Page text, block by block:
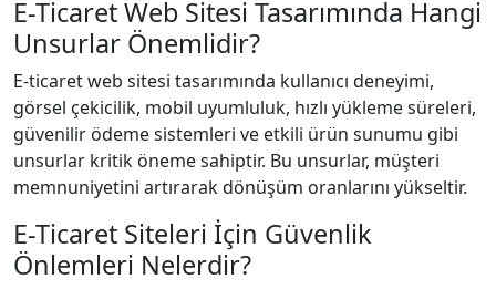
E-Ticaret Web Sitesi Tasarımında Hangi
Unsurlar Önemlidir?
E-ticaret web sitesi tasarımında kullanıcı deneyimi,
görsel çekicilik, mobil uyumluluk, hızlı yükleme süreleri,
güvenilir ödeme sistemleri ve etkili ürün sunumu gibi
unsurlar kritik öneme sahiptir. Bu unsurlar, müşteri
memnuniyetini artırarak dönüşüm oranlarını yükseltir.
E-Ticaret Siteleri İçin Güvenlik
Önlemleri Nelerdir?